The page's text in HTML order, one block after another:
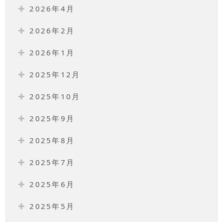
2026年4月
2026年2月
2026年1月
2025年12月
2025年10月
2025年9月
2025年8月
2025年7月
2025年6月
2025年5月